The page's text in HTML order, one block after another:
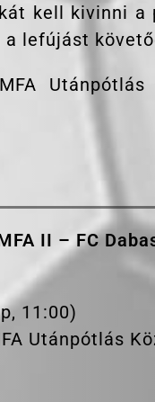
kell kivinni a
lefújást
II – FC
11:00)
Utánpótlás